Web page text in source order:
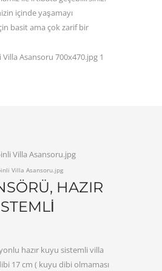
içinde yaşamayı
basit ama çok zarif bir
Villa Asansoru.jpg
HAZIR
hazır kuyu sistemli villa
17 cm ( kuyu dibi olmaması